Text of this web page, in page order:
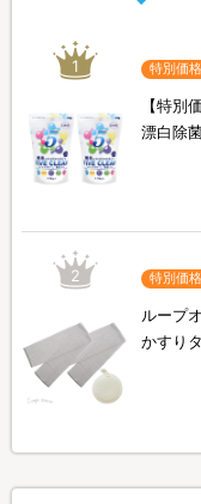
1 特別価格
【特別
漂白除
2 特別価格
ループ
かすり